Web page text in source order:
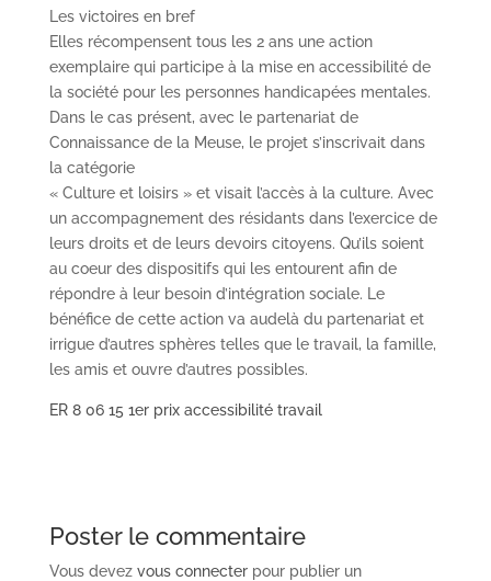
Les victoires en bref
Elles récompensent tous les 2 ans une action
exemplaire qui participe à la mise en accessibilité de
la société pour les personnes handicapées mentales.
Dans le cas présent, avec le partenariat de
Connaissance de la Meuse, le projet s’inscrivait dans
la catégorie
« Culture et loisirs » et visait l’accès à la culture. Avec
un accompagnement des résidants dans l’exercice de
leurs droits et de leurs devoirs citoyens. Qu’ils soient
au coeur des dispositifs qui les entourent afin de
répondre à leur besoin d’intégration sociale. Le
bénéfice de cette action va audelà du partenariat et
irrigue d’autres sphères telles que le travail, la famille,
les amis et ouvre d’autres possibles.
ER 8 06 15 1er prix accessibilité travail
Poster le commentaire
Vous devez vous connecterpour publier un